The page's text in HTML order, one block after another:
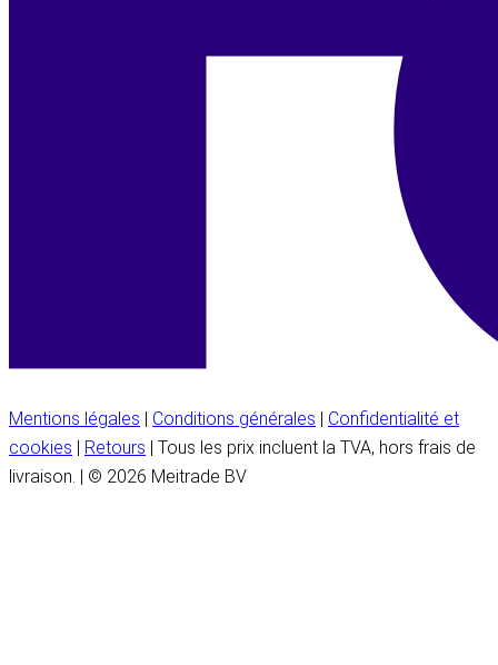
Mentions légales | Conditions générales | Confidentialité et
cookies | Retours | Tous les prix incluent la TVA, hors frais de
livraison. | © 2026 Meitrade BV